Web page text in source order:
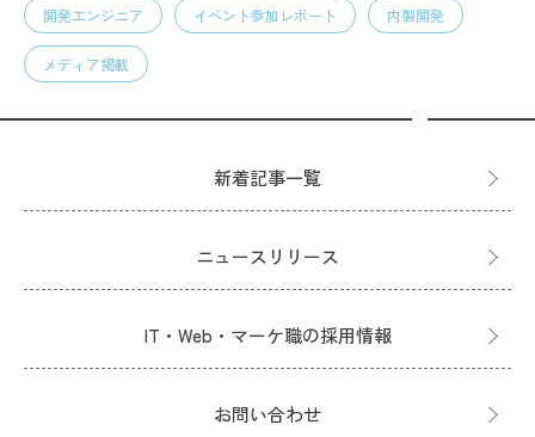
開発エンジニア イベント参加レポート 内製開発
メディア掲載
新着記事一覧
ニュースリリース
IT・Web・マーケ職の採用情報
お問い合わせ